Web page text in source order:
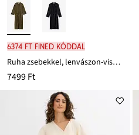
6374 Ft FINED kóddal
Ruha zsebekkel, lenvászon-viszkóz keverékből
7499 Ft